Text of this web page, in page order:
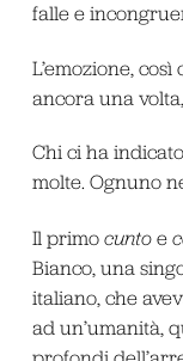
falle e
L’emozione,
ancora una
Chi ci ha
molte. Ognuno
Il primo cuntoe
Bianco, una
italiano, che
ad un’umanità,